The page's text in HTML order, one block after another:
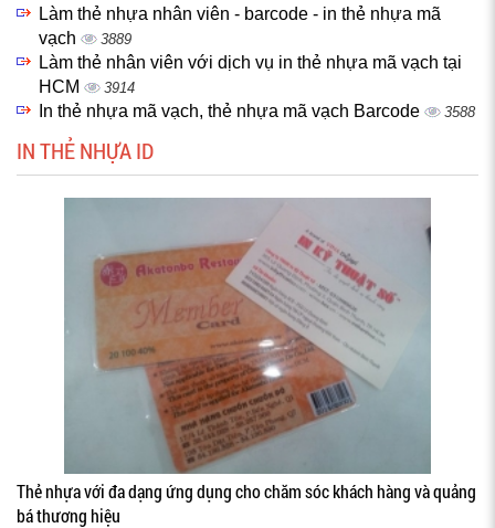
Làm thẻ nhựa nhân viên - barcode - in thẻ nhựa mã
vạch
3889
Làm thẻ nhân viên với dịch vụ in thẻ nhựa mã vạch tại
HCM
3914
In thẻ nhựa mã vạch, thẻ nhựa mã vạch Barcode 3588
IN THẺ NHỰA ID
Thẻ nhựa với đa dạng ứng dụng cho chăm sóc khách hàng và quảng
bá thương hiệu